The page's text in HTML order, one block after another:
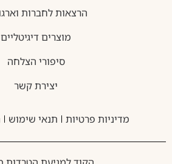
הרצאות לחברות
מוצרים דיגיטליים
סיפורי הצלחה
יצירת קשר
מדיניות פרטיות תנאי שימוש